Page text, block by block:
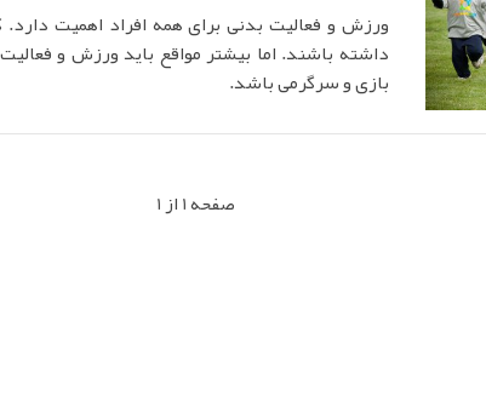
ورزش و فعالیت بدنی برای همه افراد اهمیت دارد.
داشته باشند. اما بیشتر مواقع باید ورزش و
بازی و سرگرمی باشد.
صفحه 1 از 1